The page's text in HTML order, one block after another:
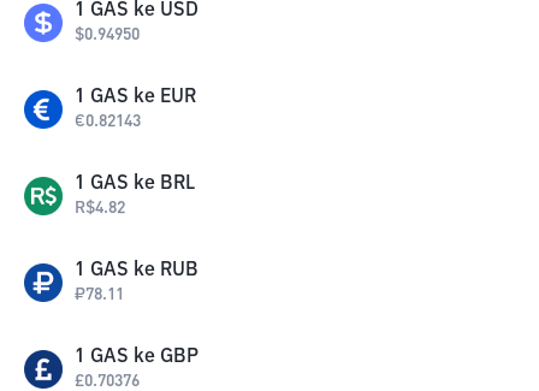
1 GAS ke USD
$0.94950
1 GAS ke EUR
€0.82143
1 GAS ke BRL
R$4.82
1 GAS ke RUB
₽78.11
1 GAS ke GBP
£0.70376